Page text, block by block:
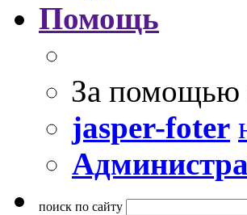
Помощь
За помощью
jasper-foter
поиск по сайту